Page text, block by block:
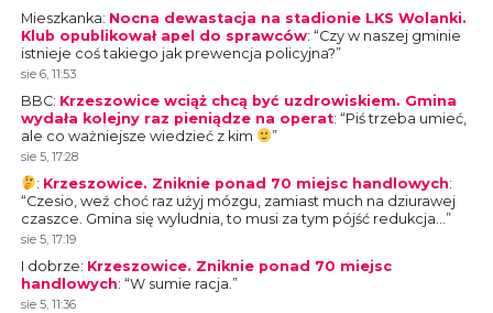
Mieszkanka: Nocna dewastacja na stadionie LKS Wolanki.
Klub opublikował apel do sprawców: “Czy w naszej gminie
istnieje coś takiego jak prewencja policyjna?”
sie 6, 11:53
BBC: Krzeszowice wciąż chcą być uzdrowiskiem. Gmina
wydała kolejny raz pieniądze na operat: “Piś trzeba umieć,
ale co ważniejsze wiedzieć z kim
”
sie 5, 17:28
: Krzeszowice. Zniknie ponad 70 miejsc handlowych:
“Czesio, weź choć raz użyj mózgu, zamiast much na dziurawej
czaszce. Gmina się wyludnia, to musi za tym pójść redukcja… ”
sie 5, 17:19
I dobrze: Krzeszowice. Zniknie ponad 70 miejsc
handlowych: “W sumie racja. ”
sie 5, 11:36